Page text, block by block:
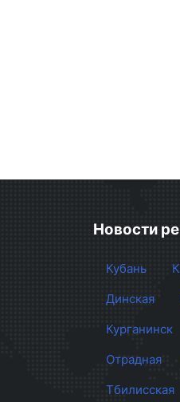
Новости
Кубань
Динская
Курганинск
Отрадная
Тбилисская